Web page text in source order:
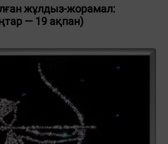
жұлдыз-жорамал:
— 19 ақпан)